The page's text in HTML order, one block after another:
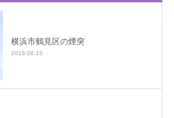
横浜市鶴見区の煙突
2019.06.15